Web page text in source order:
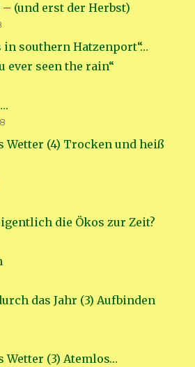
(und erst der Herbst)
in southern Hatzenport“…
ever seen the rain“
Wetter (4) Trocken und heiß
die Ökos zur Zeit?
das Jahr (3) Aufbinden
Wetter (3) Atemlos…